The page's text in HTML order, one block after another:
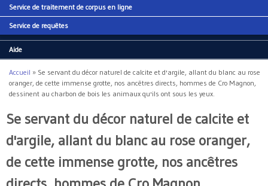
Service de traitement de corpus en ligne
Service de requêtes
Aide
Vous êtes ici
Accueil » Se servant du décor naturel de calcite et d'argile, allant du blanc au rose
oranger, de cette immense grotte, nos ancêtres directs, hommes de Cro Magnon,
dessinent au charbon de bois les animaux qu'ils ont sous les yeux.
Se servant du décor naturel de calcite et
d'argile, allant du blanc au rose oranger,
de cette immense grotte, nos ancêtres